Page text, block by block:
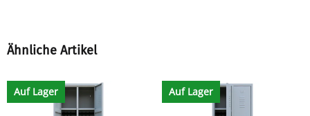
Ähnliche Artikel
Auf Lager Auf Lager